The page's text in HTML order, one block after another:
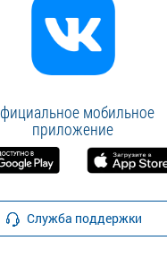
мобильное
приложение
Служба поддержки